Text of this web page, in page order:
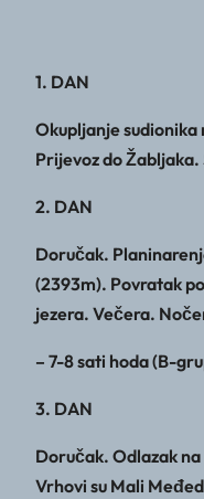
1. DAN
Okupljanje
Prijevoz do
2. DAN
Doručak.
(2393m). Povratak
jezera. Večera.
– 7-8 sati hoda (B-
3. DAN
Doručak. Odlazak
Vrhovi su Mali